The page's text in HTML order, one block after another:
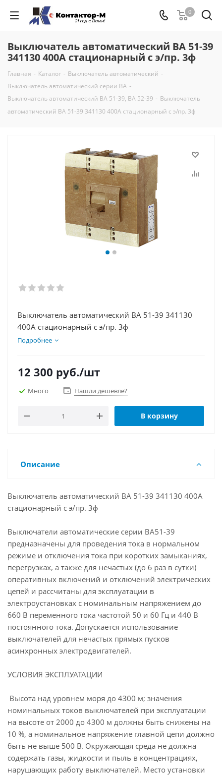
0
Выключатель автоматический ВА 51-39
341130 400А стационарный с э/пр. 3ф
Главная - Каталог - Выключатель автоматический -
Выключатель автоматический серии ВА -
Выключатель автоматический ВА 51-39, ВА 52-39 - Выключатель
автоматический ВА 51-39 341130 400А стационарный с э/пр. 3ф
Выключатель автоматический ВА 51-39 341130
400А стационарный с э/пр. 3ф
Подробнее
12 300 руб./шт
Много Нашли дешевле?
В корзину
Описание
Выключатель автоматический ВА 51-39 341130 400А
стационарный с э/пр. 3ф
Выключатели автоматические серии ВА51-39
предназначены для проведения тока в нормальном
режиме и отключения тока при коротких замыканиях,
перегрузках, а также для нечастых (до 6 раз в сутки)
оперативных включений и отключений электрических
цепей и рассчитаны для эксплуатации в
электроустановках с номинальным напряжением до
660 В переменного тока частотой 50 и 60 Гц и 440 В
постоянного тока. Допускается использование
выключателей для нечастых прямых пусков
асинхронных электродвигателей.
УСЛОВИЯ ЭКСПЛУАТАЦИИ
Высота над уровнем моря до 4300 м; значения
номинальных токов выключателей при эксплуатации
на высоте от 2000 до 4300 м должны быть снижены на
10 %, а номинальное напряжение главной цепи должно
быть не выше 500 В. Окружающая среда не должна
содержать газы, жидкости и пыль в концентрациях,
нарушающих работу выключателей. Место установки